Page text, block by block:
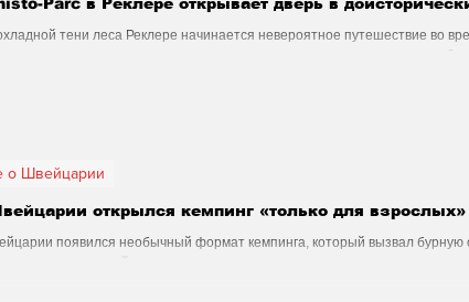
Магия искусства Swiss Афиша Стиль
Афиша - Театр - Опера - Шоу
тени леса Реклере начинается невероятное путешествие во
гигантами и проследить удивительную историю жизни на
открылся кемпинг «только для взрослых»
появился необычный формат кемпинга, который вызвал
о Швейцарии